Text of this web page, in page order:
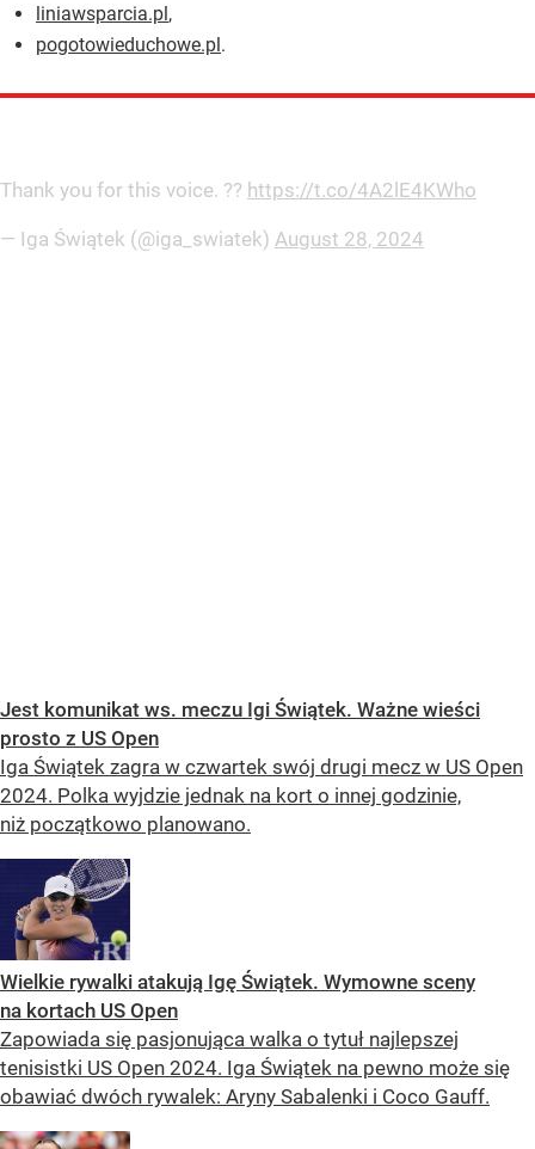
liniawsparcia.pl,
pogotowieduchowe.pl.
Thank you for this voice. ?? https://t.co/4A2lE4KWho
— Iga Świątek (@iga_swiatek) August 28, 2024
Jest komunikat ws. meczu Igi Świątek. Ważne wieści
prosto z US Open
Iga Świątek zagra w czwartek swój drugi mecz w US Open
2024. Polka wyjdzie jednak na kort o innej godzinie,
niż początkowo planowano.
Wielkie rywalki atakują Igę Świątek. Wymowne sceny
na kortach US Open
Zapowiada się pasjonująca walka o tytuł najlepszej
tenisistki US Open 2024. Iga Świątek na pewno może się
obawiać dwóch rywalek: Aryny Sabalenki i Coco Gauff.